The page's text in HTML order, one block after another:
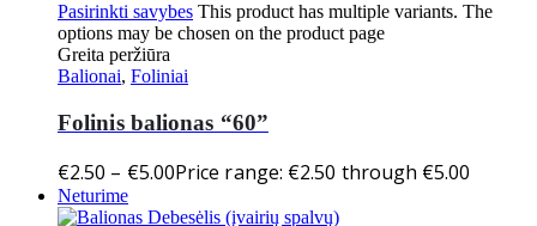
Pasirinkti savybes This product has multiple variants. The
options may be chosen on the product page
Greita peržiūra
Balionai, Foliniai
Folinis balionas “60”
€2.50 – €5.00Price range: €2.50 through €5.00
Neturime